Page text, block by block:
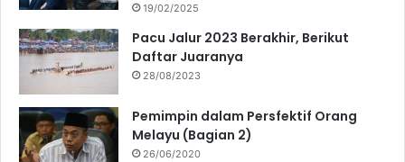
19/02/2025
Pacu Jalur 2023 Berakhir, Berikut
Daftar Juaranya
28/08/2023
Pemimpin dalam Persfektif Orang
Melayu (Bagian 2)
26/06/2020